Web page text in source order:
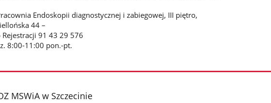
Endoskopii diagnostycznej i zabiegowej, III piętro,
44 –
Rejestracji 91 43 29 576
8:00-11:00 pon.-pt.
MSWiA w Szczecinie